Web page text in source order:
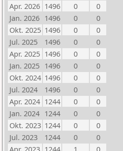
Apr. 2026 1496 0
0
Jan. 2026 1496 0
0
Okt. 2025 1496 0
0
Jul. 2025
1496 0
0
Apr. 2025 1496 0
0
Jan. 2025 1496 0
0
Okt. 2024 1496 0
0
Jul. 2024
1496 0
0
Apr. 2024 1244 0
0
Jan. 2024 1244 0
0
Okt. 2023 1244 0
0
Jul. 2023
1244 0
0
Apr. 2023 1244 1
0